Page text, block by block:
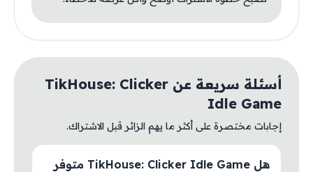
أسئلة سريعة عن TikHouse: Clicker
Idle Game
إجابات مختصرة على أكثر ما يهم الزائر قبل الاشتراك.
هل TikHouse: Clicker Idle Game متوفر